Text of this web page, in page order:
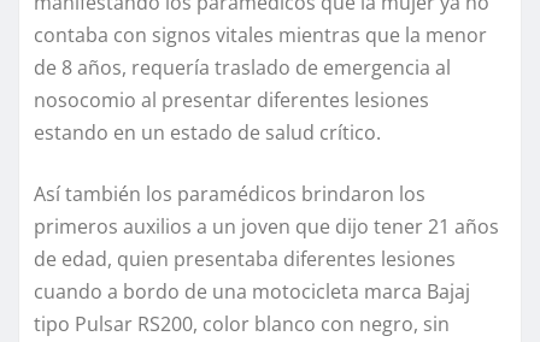
contaba con signos vitales mientras que la menor
de 8 años, requería traslado de emergencia al
nosocomio al presentar diferentes lesiones
estando en un estado de salud crítico.
Así también los paramédicos brindaron los
primeros auxilios a un joven que dijo tener 21 años
de edad, quien presentaba diferentes lesiones
cuando a bordo de una motocicleta marca Bajaj
tipo Pulsar RS200, color blanco con negro, sin